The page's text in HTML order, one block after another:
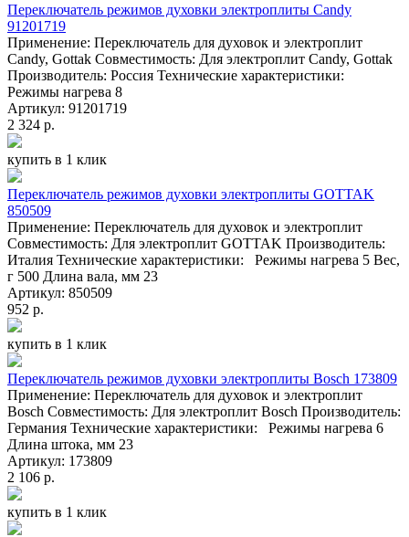
Переключатель режимов духовки электроплиты Candy
91201719
Применение: Переключатель для духовок и электроплит
Candy, Gottak Совместимость: Для электроплит Candy, Gottak
Производитель: Россия Технические характеристики:
Режимы нагрева 8
Артикул: 91201719
2 324 р.
купить в 1 клик
Переключатель режимов духовки электроплиты GOTTAK
850509
Применение: Переключатель для духовок и электроплит
Совместимость: Для электроплит GOTTAK Производитель:
Италия Технические характеристики: Режимы нагрева 5 Вес,
г 500 Длина вала, мм 23
Артикул: 850509
952 р.
купить в 1 клик
Переключатель режимов духовки электроплиты Bosch 173809
Применение: Переключатель для духовок и электроплит
Bosch Совместимость: Для электроплит Bosch Производитель:
Германия Технические характеристики: Режимы нагрева 6
Длина штока, мм 23
Артикул: 173809
2 106 р.
купить в 1 клик